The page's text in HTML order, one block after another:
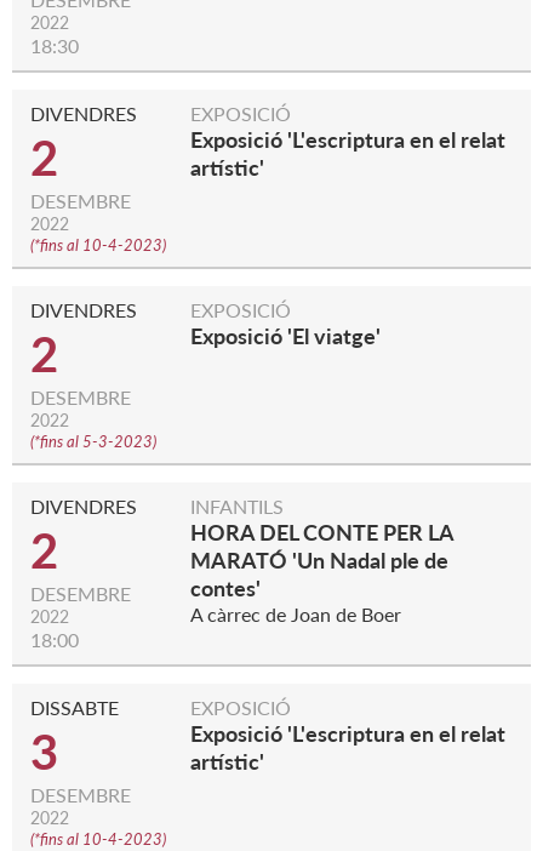
2022
18:30
DIVENDRES
2
DESEMBRE
2022
(*fins al 10-4-2023)
EXPOSICIÓ
Exposició 'L'escriptura en el relat
artístic'
DIVENDRES
2
DESEMBRE
2022
(*fins al 5-3-2023)
EXPOSICIÓ
Exposició 'El viatge'
DIVENDRES
2
DESEMBRE
2022
18:00
INFANTILS
HORA DEL CONTE PER LA
MARATÓ 'Un Nadal ple de
contes'
A càrrec de Joan de Boer
DISSABTE
3
DESEMBRE
2022
(*fins al 10-4-2023)
EXPOSICIÓ
Exposició 'L'escriptura en el relat
artístic'